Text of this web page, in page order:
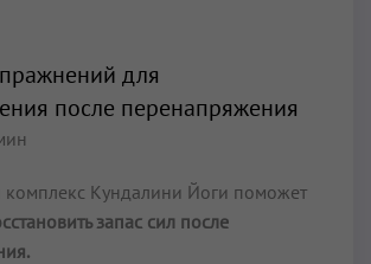
для
после перенапряжения
комплекс Кундалини Йоги поможет
запас сил после